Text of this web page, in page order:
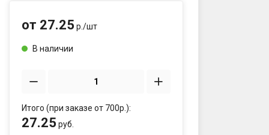
проезда к складу:
sales@profkomplekt.by
от 27.25 р./шт
В наличии
Итого (при заказе от 700р.):
27.25 руб.